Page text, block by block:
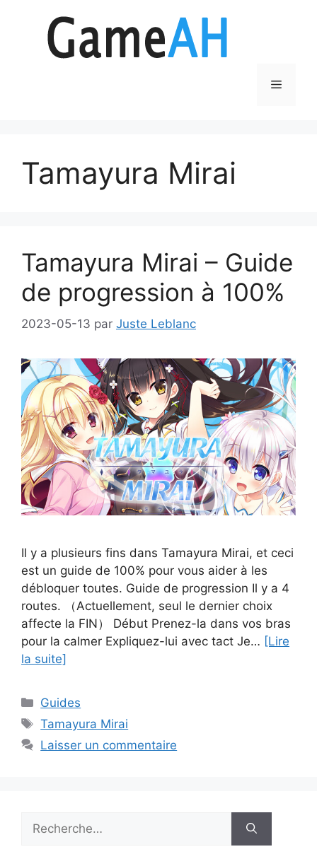
Menu
Tamayura Mirai
Tamayura Mirai – Guide
de progression à 100%
2023-05-13 par Juste Leblanc
Il y a plusieurs fins dans Tamayura Mirai, et ceci
est un guide de 100% pour vous aider à les
débloquer toutes. Guide de progression Il y a 4
routes. （Actuellement, seul le dernier choix
affecte la FIN） Début Prenez-la dans vos bras
pour la calmer Expliquez-lui avec tact Je… [Lire
la suite]
Catégories
Guides
Étiquettes
Tamayura Mirai
Laisser un commentaire